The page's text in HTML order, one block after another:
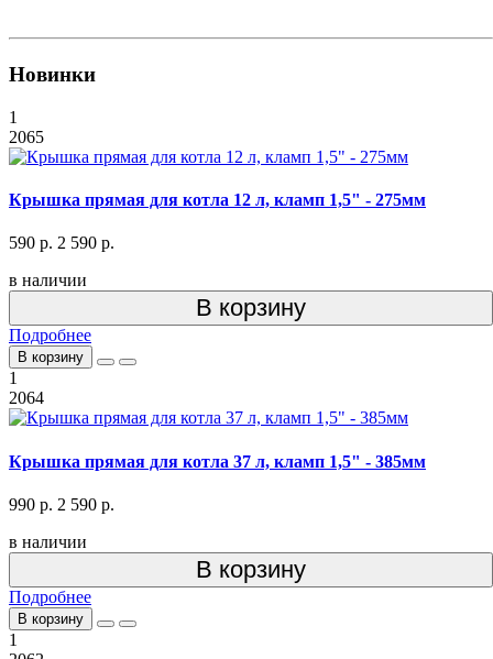
Новинки
1
2065
Крышка прямая для котла 12 л, кламп 1,5" - 275мм
590 р. 2 590 р.
в наличии
В корзину
Подробнее
В корзину
1
2064
Крышка прямая для котла 37 л, кламп 1,5" - 385мм
990 р. 2 590 р.
в наличии
В корзину
Подробнее
В корзину
1